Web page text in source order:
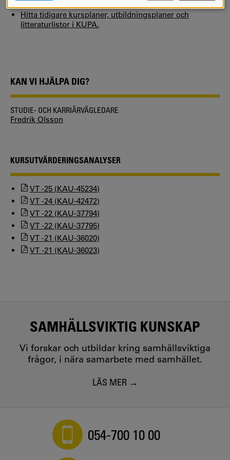
Hitta tidigare kursplaner, utbildningsplaner och
litteraturlistor i KUPA.
KAN VI HJÄLPA DIG?
STUDIE- OCH KARRIÄRVÄGLEDARE
Fredrik Olsson
KURSUTVÄRDERINGSANALYSER
VT -25 (KAU-45234)
VT -24 (KAU-42472)
VT -22 (KAU-37794)
VT -22 (KAU-37795)
VT -21 (KAU-36020)
VT -21 (KAU-36023)
SAMHÄLLSVIKTIG KUNSKAP
Vi forskar och utbildar kring samhällsviktiga
frågor, i nära samarbete med samhället.
LÄS MER
054-700 10 00
COOKIES